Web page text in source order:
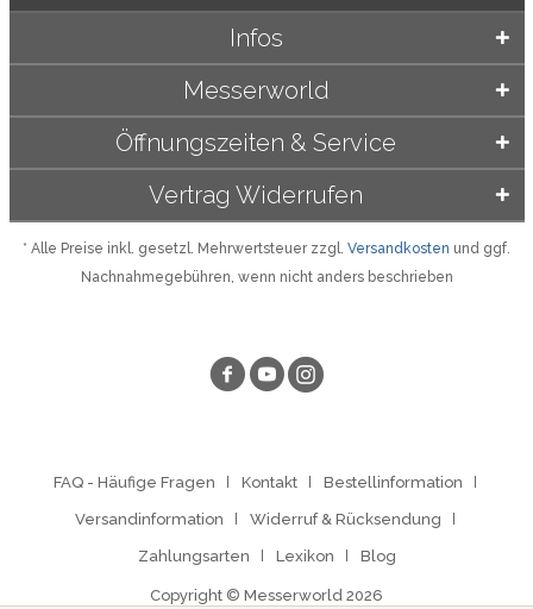
Öffnungszeiten & Service
Infos
Messerworld
Vertrag Widerrufen
* Alle Preise inkl. gesetzl. Mehrwertsteuer zzgl. Versandkosten und ggf.
Nachnahmegebühren, wenn nicht anders beschrieben
FAQ - Häufige Fragen Kontakt Bestellinformation
Versandinformation Widerruf & Rücksendung
Zahlungsarten Lexikon Blog
Copyright © Messerworld 2026